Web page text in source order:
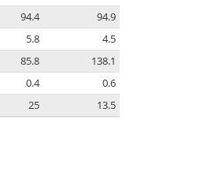
94.4
94.9
5.8
4.5
85.8
138.1
0.4
0.6
25 13.5